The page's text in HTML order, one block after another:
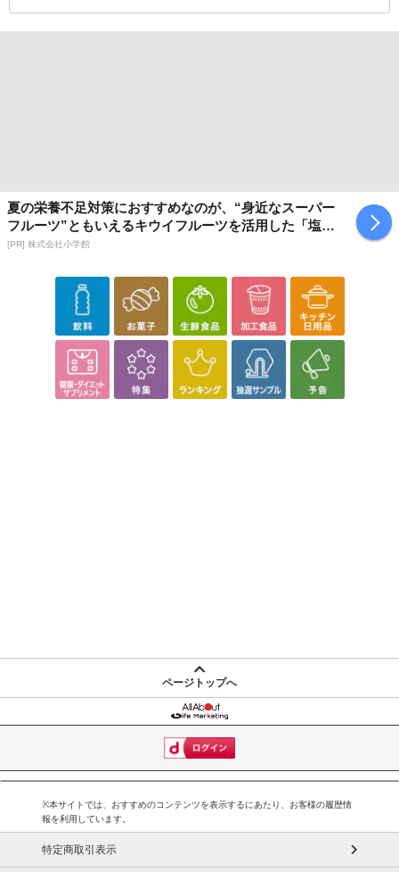
夏の栄養不足対策におすすめなのが、“身近なスーパー
フルーツ”ともいえるキウイフルーツを活用した「塩キ
ウイ」
[PR] 株式会社小学館
ページトップへ
※本サイトでは、おすすめのコンテンツを表示するにあたり、お客様の履歴情
報を利用しています。
特定商取引表示